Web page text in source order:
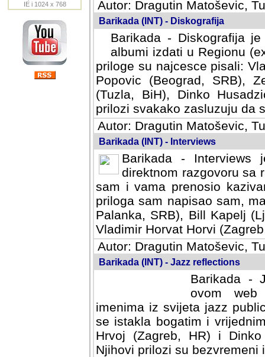
IE i 1024 x 768
Autor: Dragutin Matoševic,
Barikada (INT) - Diskografija
Barikada - Diskografija
albumi izdati u Regionu
priloge su najcesce pisali:
Popovic (Beograd, SRB),
(Tuzla, BiH), Dinko
prilozi svakako zasluzuju da
Autor: Dragutin Matoševic,
Barikada (INT) - Interviews
Barikada -
direktnom razgovoru sa
sam i vama prenosio
priloga sam napisao sam,
Palanka, SRB), Bill Kapelj
Vladimir Horvat Horvi
Autor: Dragutin Matoševic,
Barikada (INT) - Jazz reflections
Barikada -
ovom web
imenima iz svijeta jazz
se istakla bogatim i
Hrvoj (Zagreb, HR) i
Njihovi prilozi su bezvremeni